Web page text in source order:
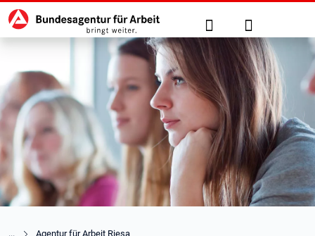
zu den Hauptinhalten springen
Hauptnavigation Suche Anmelden
Agentur für Arbeit Riesa